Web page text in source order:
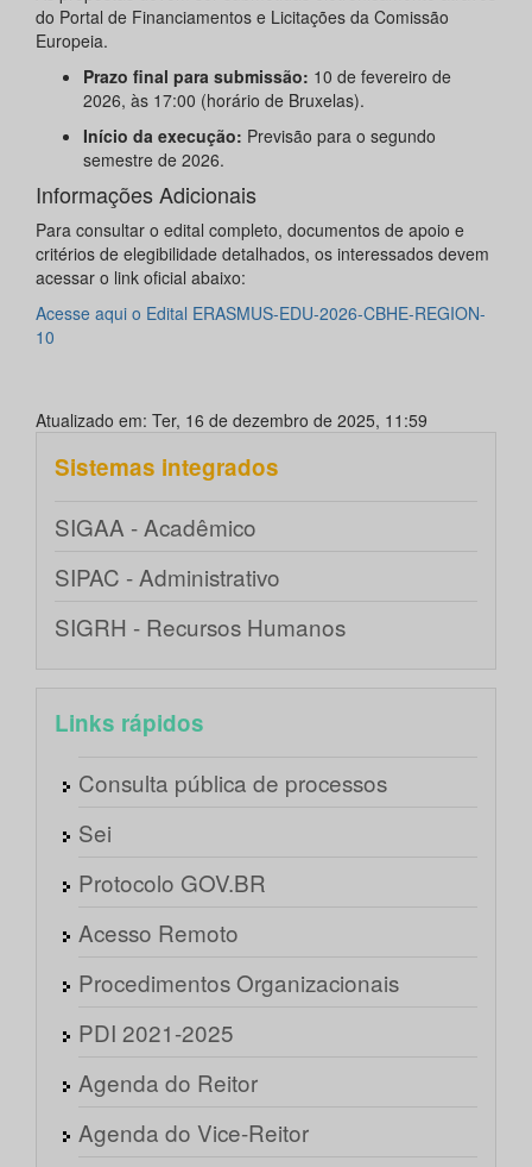
do Portal de Financiamentos e Licitações da Comissão
Europeia.
Prazo final para submissão: 10 de fevereiro de
2026, às 17:00 (horário de Bruxelas).
Início da execução: Previsão para o segundo
semestre de 2026.
Informações Adicionais
Para consultar o edital completo, documentos de apoio e
critérios de elegibilidade detalhados, os interessados devem
acessar o link oficial abaixo:
Acesse aqui o Edital ERASMUS-EDU-2026-CBHE-REGION-
10
Atualizado em: Ter, 16 de dezembro de 2025, 11:59
Sistemas integrados
SIGAA - Acadêmico
SIPAC - Administrativo
SIGRH - Recursos Humanos
Links rápidos
Consulta pública de processos
Sei
Protocolo GOV.BR
Acesso Remoto
Procedimentos Organizacionais
PDI 2021-2025
Agenda do Reitor
Agenda do Vice-Reitor